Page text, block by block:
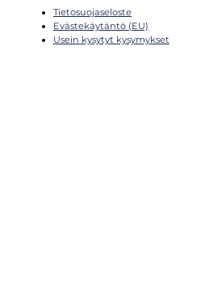
Tietosuojaseloste
Evästekäytäntö (EU)
Usein kysytyt kysymykset